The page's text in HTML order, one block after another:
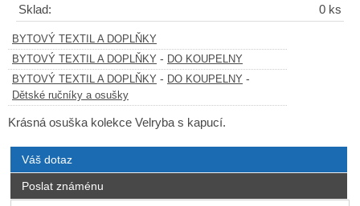
Sklad:
0 ks
BYTOVÝ TEXTIL A DOPLŇKY
BYTOVÝ TEXTIL A DOPLŇKY - DO KOUPELNY
BYTOVÝ TEXTIL A DOPLŇKY - DO KOUPELNY -
Dětské ručníky a osušky
Krásná osuška kolekce Velryba s kapucí.
Váš dotaz
Poslat známénu